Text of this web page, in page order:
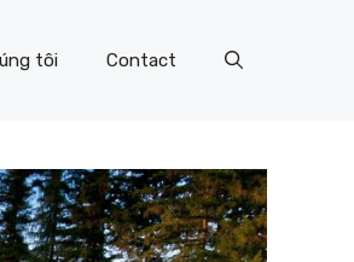
tôi Contact